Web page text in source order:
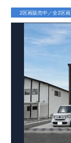
カウンターと室
洗面室】​
枚戸を
廊下には便利な
号棟、自転車
マルチエントラ
洗濯物もたくさ
たっぷり収納の【
4号棟、アウト
生活スタイルに
号棟、家族の
階段】
自転車や傘立て
2区画販売中／全2区画